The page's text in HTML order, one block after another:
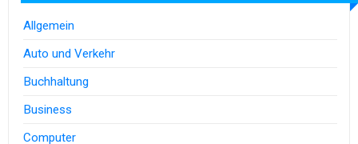
Allgemein
Auto und Verkehr
Buchhaltung
Business
Computer